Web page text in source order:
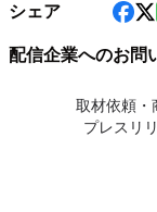
シェア
配信企業へのお問
取材依頼・
プレスリ